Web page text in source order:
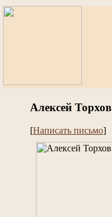
Алексей Торхов
[Написать письмо]